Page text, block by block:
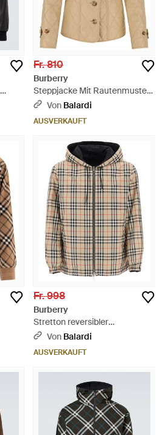
Fr. 810
Burberry
Steppjacke Mit Rautenmuster -
Natur
Von Balardi
AUSVERKAUFT
Fr. 998
Burberry
Stretton reversibler
Windbreaker - Natur
Von Balardi
AUSVERKAUFT